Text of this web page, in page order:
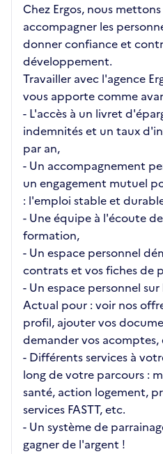
Chez Ergos, nous
accompagner les
donner confiance et
développement.
Travailler avec l'agence
vous apporte comme
- L'accès à un livret
indemnités et un taux
par an,
- Un accompagnement
un engagement mutuel
: l'emploi stable et
- Une équipe à l'écoute
formation,
- Un espace personnel
contrats et vos fiches de
- Un espace personnel
Actual pour : voir nos
profil, ajouter vos
demander vos acomptes,
- Différents services à
long de votre parcours :
santé, action logement,
services FASTT, etc.
- Un système de
gagner de l'argent !